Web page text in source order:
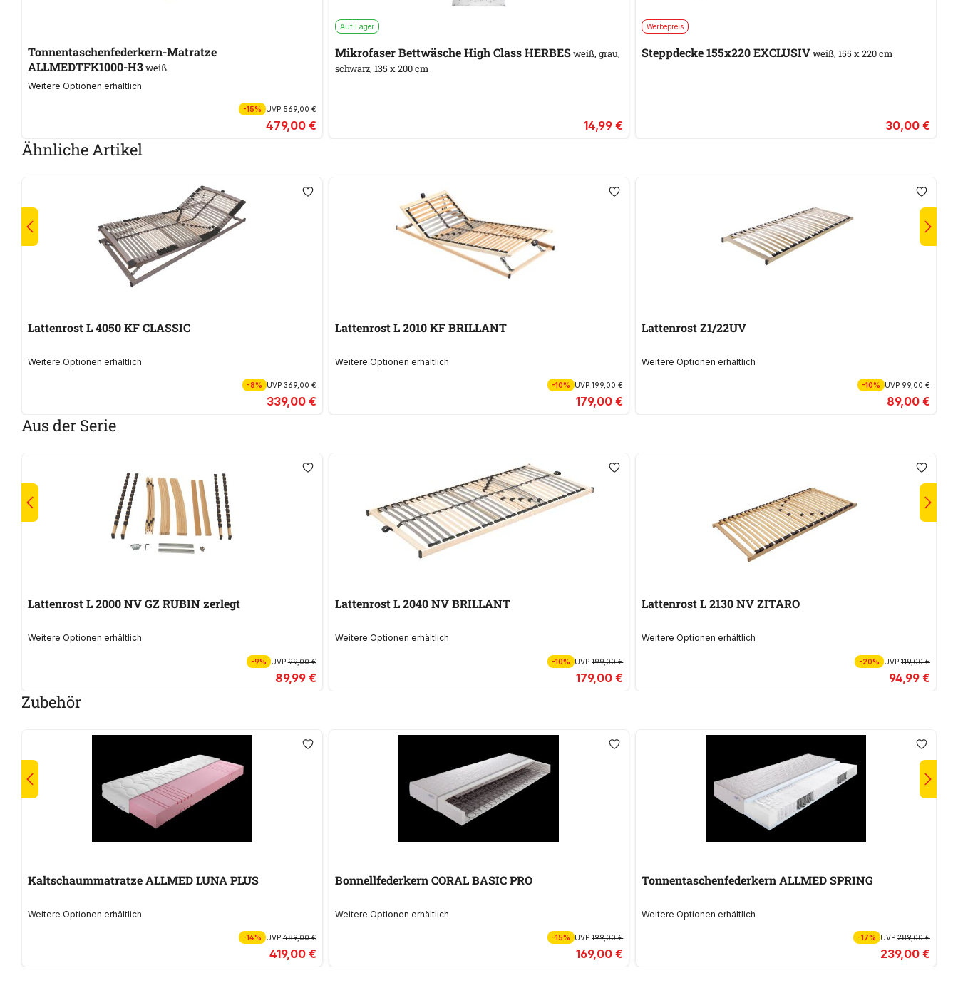
Tonnentaschenfederkern-Matratze
ALLMEDTFK1000-H3weiß
Weitere Optionen erhältlich
-15% UVP569,00 €
479,00 €
Auf Lager
Mikrofaser Bettwäsche High Class HERBESweiß, grau,
schwarz, 135 x 200 cm
14,99 €
Werbepreis
Steppdecke 155x220 EXCLUSIVweiß, 155 x 220 cm
30,00 €
Ähnliche Artikel
Lattenrost L 4050 KF CLASSIC
Weitere Optionen erhältlich
-8% UVP369,00 €
339,00 €
Lattenrost L 2010 KF BRILLANT
Weitere Optionen erhältlich
-10% UVP199,00 €
179,00 €
Lattenrost Z1/22UV
Weitere Optionen erhältlich
-10% UVP 99,00 €
89,00 €
Aus der Serie
Lattenrost L 2000 NV GZ RUBIN zerlegt
Weitere Optionen erhältlich
-9% UVP99,00 €
89,99 €
Lattenrost L 2040 NV BRILLANT
Weitere Optionen erhältlich
-10% UVP199,00 €
179,00 €
Lattenrost L 2130 NV ZITARO
Weitere Optionen erhältlich
-20% UVP 119,00 €
94,99 €
Zubehör
Kaltschaummatratze ALLMED LUNA PLUS
Weitere Optionen erhältlich
-14% UVP489,00 €
419,00 €
Bonnellfederkern CORAL BASIC PRO
Weitere Optionen erhältlich
-15% UVP199,00 €
169,00 €
Tonnentaschenfederkern ALLMED SPRING
Weitere Optionen erhältlich
-17% UVP 289,00 €
239,00 €